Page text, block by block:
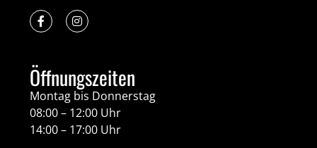
Öffnungszeiten
Montag bis Donnerstag
08:00 – 12:00 Uhr
14:00 – 17:00 Uhr